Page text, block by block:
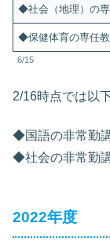
◆社会（地理）の
◆保健体育の専任
6/15
2/16時点では以
◆国語の非常勤
◆社会の非常勤
2022年度